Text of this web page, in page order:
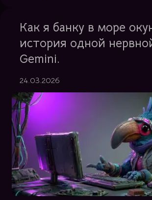
Как я банку в море
история одной
Gemini.
24.03.2026